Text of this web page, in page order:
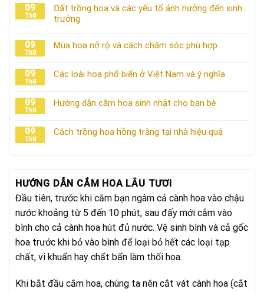
09
Th8
Đất trồng hoa và các yếu tố ảnh hưởng đến sinh
trưởng
09
Th8
Mùa hoa nở rộ và cách chăm sóc phù hợp
09
Th8
Các loài hoa phổ biến ở Việt Nam và ý nghĩa
09
Th8
Hướng dẫn cắm hoa sinh nhật cho bạn bè
09
Th8
Cách trồng hoa hồng trắng tại nhà hiệu quả
HƯỚNG DẪN CẮM HOA LÂU TƯƠI
Đầu tiên, trước khi cắm bạn ngâm cả cành hoa vào chậu
nước khoảng từ 5 đến 10 phút, sau đấy mới cắm vào
bình cho cả cành hoa hút đủ nước. Vệ sinh bình và cả gốc
hoa trước khi bỏ vào bình để loại bỏ hết các loại tạp
chất, vi khuẩn hay chất bẩn làm thối hoa.
Khi bắt đầu cắm hoa, chúng ta nên cắt vát cành hoa (cắt